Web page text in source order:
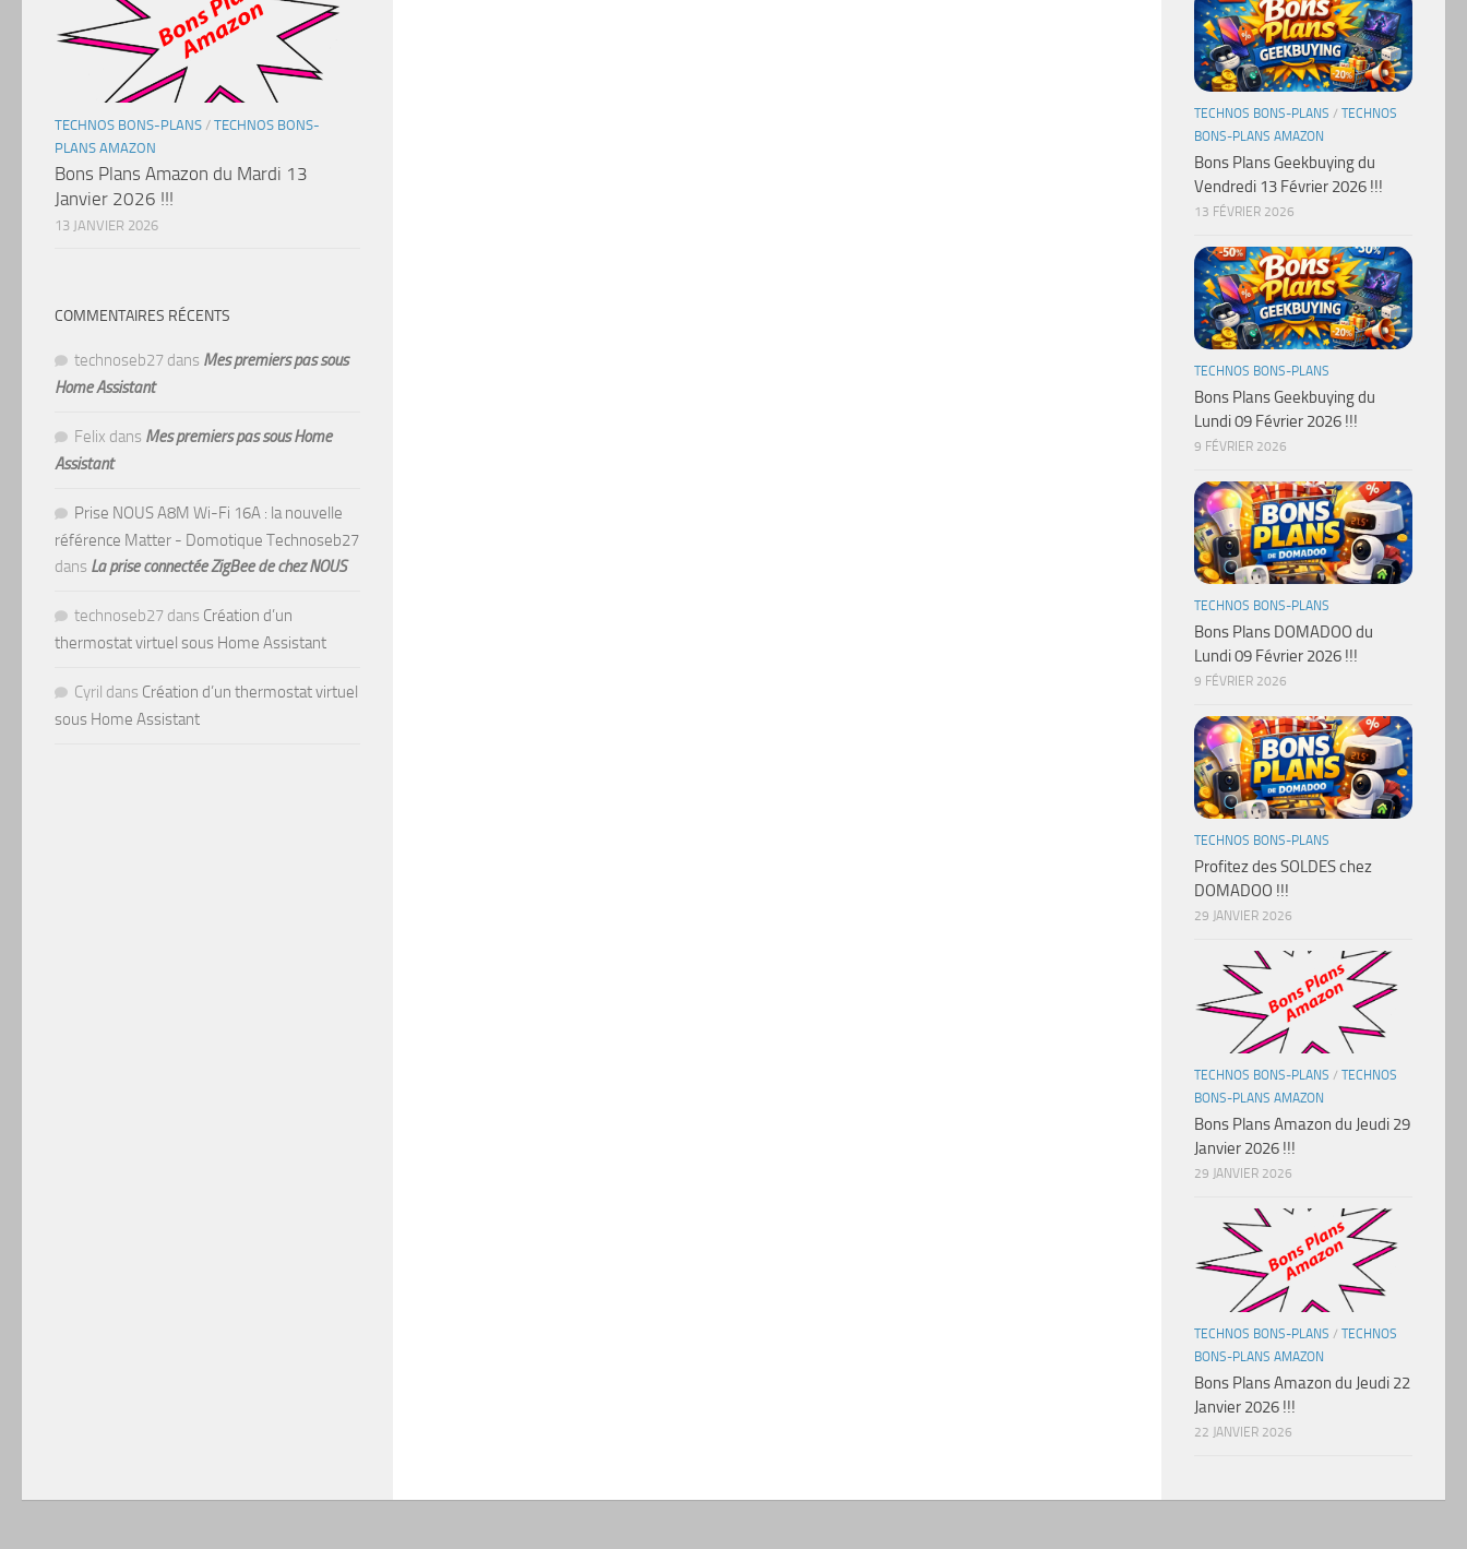
TECHNOS BONS-PLANS / TECHNOS BONS-
PLANS AMAZON
Bons Plans Amazon du Mardi 13
Janvier 2026 !!!
13 JANVIER 2026
COMMENTAIRES RÉCENTS
technoseb27 dans Mes premiers pas sous
Home Assistant
Felix dans Mes premiers pas sous Home
Assistant
Prise NOUS A8M Wi-Fi 16A : la nouvelle
référence Matter - Domotique Technoseb27
dans La prise connectée ZigBee de chez NOUS
technoseb27 dans Création d’un
thermostat virtuel sous Home Assistant
Cyril dans Création d’un thermostat virtuel
sous Home Assistant
TECHNOS BONS-PLANS / TECHNOS
BONS-PLANS AMAZON
Bons Plans Geekbuying du
Vendredi 13 Février 2026 !!!
13 FÉVRIER 2026
TECHNOS BONS-PLANS
Bons Plans Geekbuying du
Lundi 09 Février 2026 !!!
9 FÉVRIER 2026
TECHNOS BONS-PLANS
Bons Plans DOMADOO du
Lundi 09 Février 2026 !!!
9 FÉVRIER 2026
TECHNOS BONS-PLANS
Profitez des SOLDES chez
DOMADOO !!!
29 JANVIER 2026
TECHNOS BONS-PLANS / TECHNOS
BONS-PLANS AMAZON
Bons Plans Amazon du Jeudi 29
Janvier 2026 !!!
29 JANVIER 2026
TECHNOS BONS-PLANS / TECHNOS
BONS-PLANS AMAZON
Bons Plans Amazon du Jeudi 22
Janvier 2026 !!!
22 JANVIER 2026